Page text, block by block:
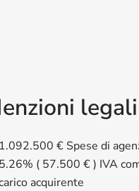
legali
€ Spese di
( 57.500 € ) IVA
acquirente